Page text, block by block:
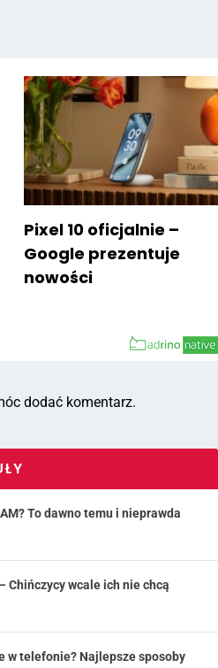
Pixel 10 oficjalnie –
Google prezentuje
nowości
dodać komentarz.
To dawno temu i nieprawda
Chińczycy wcale ich nie chcą
w telefonie? Najlepsze sposoby